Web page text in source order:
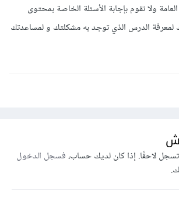
ولا نقوم بإجابة الأسئلة الخاصة بمحتوى
لمعرفة الدرس الذي توجد به مشكلتك و لمساعدتك
لاحقًا. إذا كان لديك حساب،فسجل الدخول